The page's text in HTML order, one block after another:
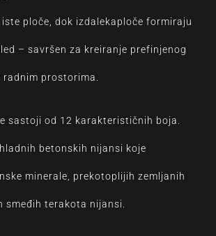
ploče, dok izdalekaploče formiraju
– savršen za kreiranje prefinjenog
prostorima.
sastoji od 12 karakterističnih boja.
betonskih nijansi koje
minerale, prekotoplijih zemljanih
smeđih terakota nijansi.